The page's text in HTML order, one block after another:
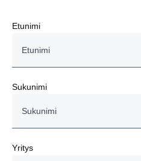
Etunimi
Sukunimi
Yritys